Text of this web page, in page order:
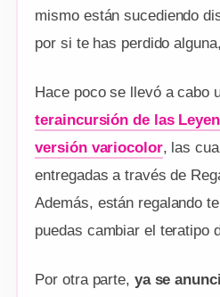
mismo están sucediendo
por si te has perdido
Hace poco se llevó a cabo
teraincursión de las
versión variocolor, las
entregadas a través de
Además, están regalando
puedas cambiar el teratipo
Por otra parte, ya se